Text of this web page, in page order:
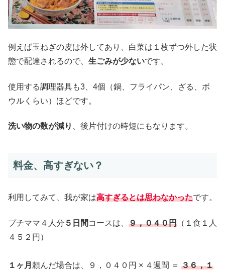
例えば玉ねぎの皮は外してあり、白菜は１枚ずつ外した状
態で配達されるので、 生ごみが少ないです。
使用する調理器具も3、4個（鍋、フライパン、ざる、ボ
ウルくらい）ほどです。
洗い物の数が減り 、後片付けの時短にもなります。
料金、高すぎない？
利用してみて、我が家は高すぎるとは思わなかったです。
プチママ４人分 ５日間 コースは、 ９，０４０円 （１食１人
４５２円）
１ヶ月 頼んだ場合は、９，０４０円 × ４週間 ＝ ３６，１